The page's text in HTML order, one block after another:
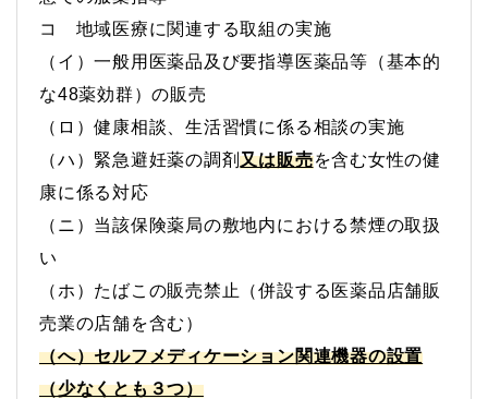
コ 地域医療に関連する取組の実施
（イ）一般用医薬品及び要指導医薬品等（基本的
な48薬効群）の販売
（ロ）健康相談、生活習慣に係る相談の実施
（ハ）緊急避妊薬の調剤又は販売を含む女性の健
康に係る対応
（ニ）当該保険薬局の敷地内における禁煙の取扱
い
（ホ）たばこの販売禁止（併設する医薬品店舗販
売業の店舗を含む）
（へ）セルフメディケーション関連機器の設置
（少なくとも３つ）